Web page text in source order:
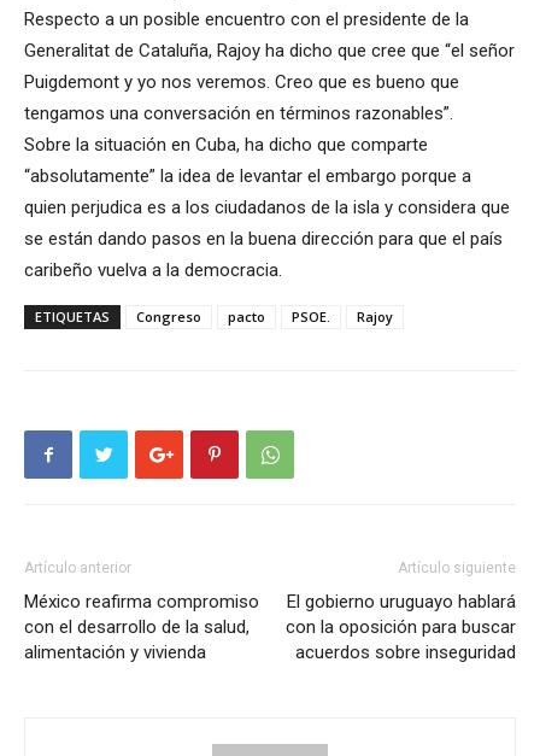
Respecto a un posible encuentro con el presidente de la
Generalitat de Cataluña, Rajoy ha dicho que cree que “el señor
Puigdemont y yo nos veremos. Creo que es bueno que
tengamos una conversación en términos razonables”.
Sobre la situación en Cuba, ha dicho que comparte
“absolutamente” la idea de levantar el embargo porque a
quien perjudica es a los ciudadanos de la isla y considera que
se están dando pasos en la buena dirección para que el país
caribeño vuelva a la democracia.
ETIQUETAS Congreso pacto PSOE. Rajoy
Artículo anterior
México reafirma compromiso
con el desarrollo de la salud,
alimentación y vivienda
Artículo siguiente
El gobierno uruguayo hablará
con la oposición para buscar
acuerdos sobre inseguridad